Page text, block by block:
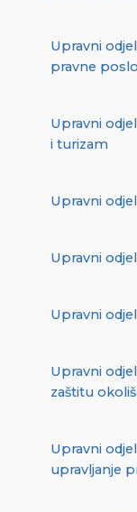
Upravni
pravne
Upravni
i turizam
Upravni
Upravni
Upravni
Upravni
zaštitu
Upravni
upravljanje